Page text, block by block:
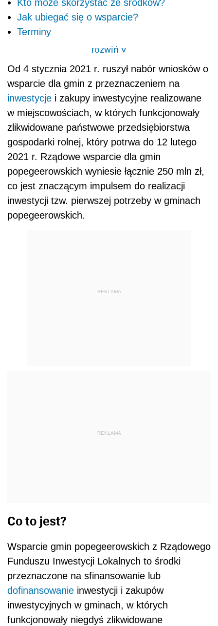
Kto może skorzystać ze środków?
Jak ubiegać się o wsparcie?
Terminy
rozwiń>
Od 4 stycznia 2021 r. ruszył nabór wniosków o
wsparcie dla gmin z przeznaczeniem na
inwestycje i zakupy inwestycyjne realizowane
w miejscowościach, w których funkcjonowały
zlikwidowane państwowe przedsiębiorstwa
gospodarki rolnej, który potrwa do 12 lutego
2021 r. Rządowe wsparcie dla gmin
popegeerowskich wyniesie łącznie 250 mln zł,
co jest znaczącym impulsem do realizacji
inwestycji tzw. pierwszej potrzeby w gminach
popegeerowskich.
REKLAMA
REKLAMA
Co to jest?
Wsparcie gmin popegeerowskich z Rządowego
Funduszu Inwestycji Lokalnych to środki
przeznaczone na sfinansowanie lub
dofinansowanie inwestycji i zakupów
inwestycyjnych w gminach, w których
funkcjonowały niegdyś zlikwidowane